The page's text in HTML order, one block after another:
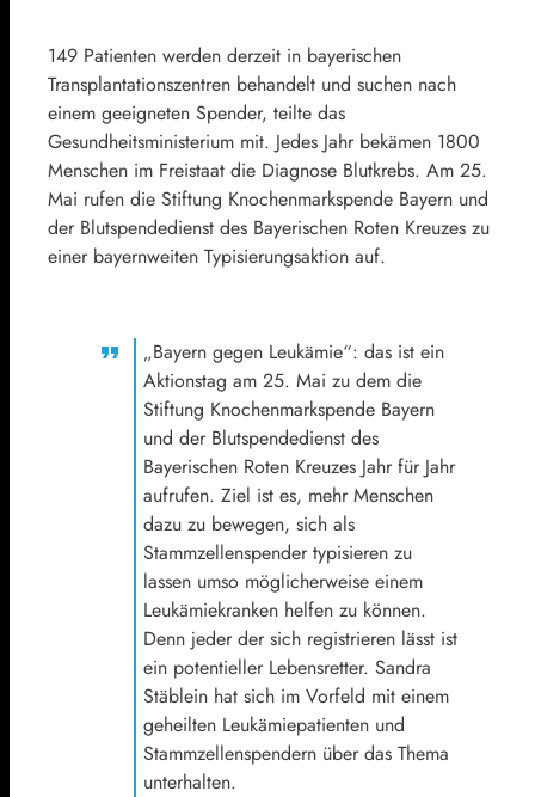
149 Patienten werden derzeit in bayerischen
Transplantationszentren behandelt und suchen nach
einem geeigneten Spender, teilte das
Gesundheitsministerium mit. Jedes Jahr bekämen 1800
Menschen im Freistaat die Diagnose Blutkrebs. Am 25.
Mai rufen die Stiftung Knochenmarkspende Bayern und
der Blutspendedienst des Bayerischen Roten Kreuzes zu
einer bayernweiten Typisierungsaktion auf.
„Bayern gegen Leukämie“: das ist ein
Aktionstag am 25. Mai zu dem die
Stiftung Knochenmarkspende Bayern
und der Blutspendedienst des
Bayerischen Roten Kreuzes Jahr für Jahr
aufrufen. Ziel ist es, mehr Menschen
dazu zu bewegen, sich als
Stammzellenspender typisieren zu
lassen umso möglicherweise einem
Leukämiekranken helfen zu können.
Denn jeder der sich registrieren lässt ist
ein potentieller Lebensretter. Sandra
Stäblein hat sich im Vorfeld mit einem
geheilten Leukämiepatienten und
Stammzellenspendern über das Thema
unterhalten.